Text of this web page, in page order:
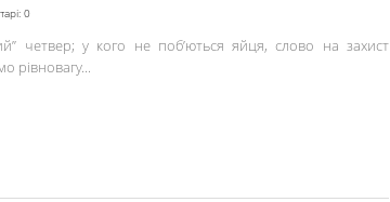
0
четвер; у кого не поб’ються яйця, слово на захист
рівновагу...